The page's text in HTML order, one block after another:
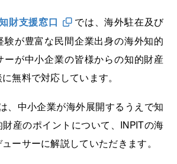
財支援窓口
では、海外駐在及び
験が豊富な民間企業出身の海外知的
ーが中小企業の皆様からの知的財産
無料で対応しています。
、中小企業が海外展開するうえで知
産のポイントについて、INPITの海
ーサーに解説していただきます。